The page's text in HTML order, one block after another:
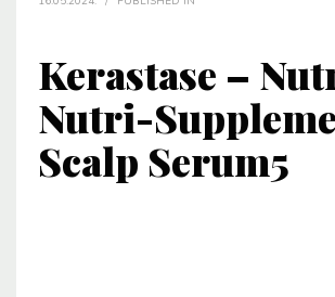
Kerastase –
Nutri-
Scalp Serum5